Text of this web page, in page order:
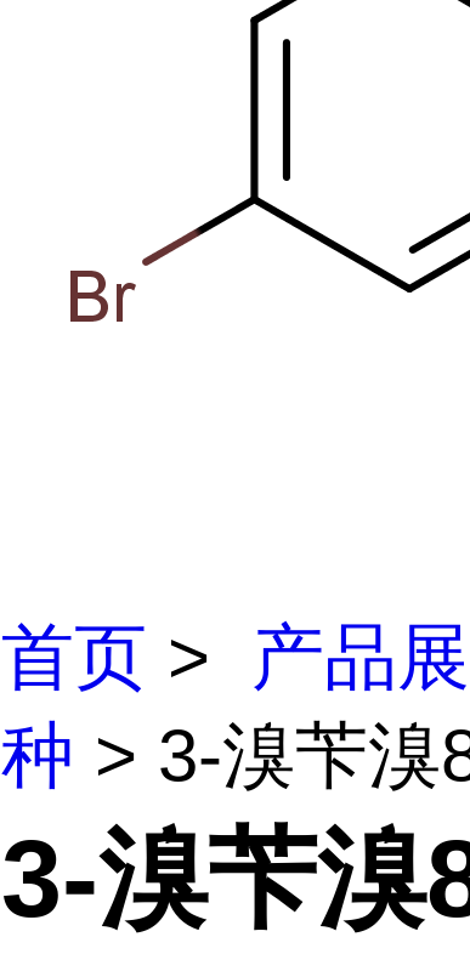
首页 > 产品
种 > 3-溴苄溴
3-溴苄溴